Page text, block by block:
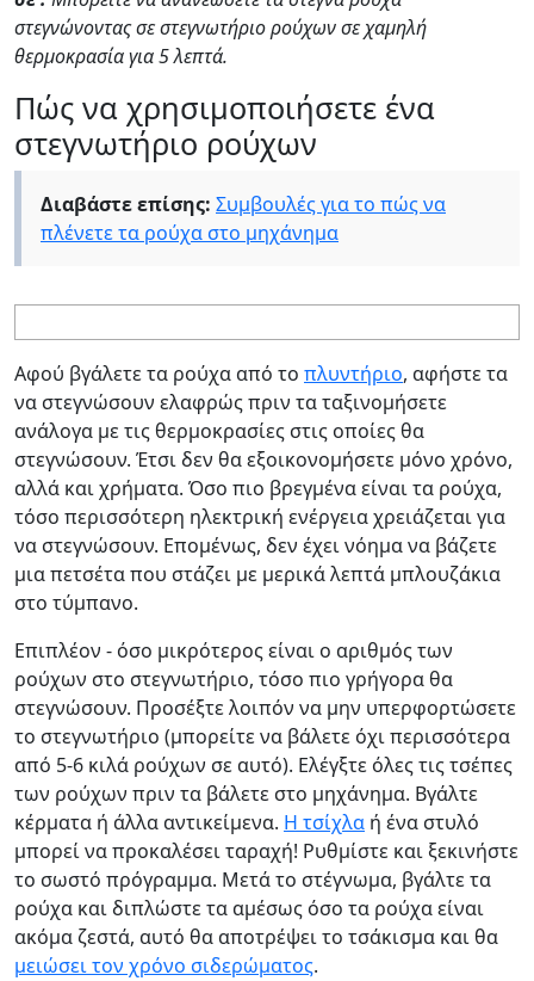
στεγνώνονταςσε στεγνωτήριο ρούχων σε χαμηλή
θερμοκρασία για5λεπτά.
Πώς να χρησιμοποιήσετε ένα
στεγνωτήριο ρούχων
Διαβάστε επίσης: Συμβουλές για το πώς να
πλένετε τα ρούχα στο μηχάνημα
Αφού βγάλετε τα ρούχα από το πλυντήριο, αφήστε τα
να στεγνώσουν ελαφρώς πριν τα ταξινομήσετε
ανάλογα με τις θερμοκρασίες στις οποίες θα
στεγνώσουν. Έτσι δεν θα εξοικονομήσετε μόνο χρόνο,
αλλά και χρήματα. Όσο πιο βρεγμένα είναι τα ρούχα,
τόσο περισσότερη ηλεκτρική ενέργεια χρειάζεται για
να στεγνώσουν. Επομένως, δεν έχει νόημα να βάζετε
μια πετσέτα που στάζει με μερικά λεπτά μπλουζάκια
στο τύμπανο.
Επιπλέον - όσο μικρότερος είναι ο αριθμός των
ρούχων στο στεγνωτήριο, τόσο πιο γρήγορα θα
στεγνώσουν. Προσέξτε λοιπόν να μην υπερφορτώσετε
το στεγνωτήριο (μπορείτε να βάλετε όχι περισσότερα
από 5-6 κιλά ρούχων σε αυτό). Ελέγξτε όλες τις τσέπες
των ρούχων πριν τα βάλετε στο μηχάνημα. Βγάλτε
κέρματα ή άλλα αντικείμενα. Η τσίχλα ή ένα στυλό
μπορεί να προκαλέσει ταραχή! Ρυθμίστε και ξεκινήστε
το σωστό πρόγραμμα. Μετά το στέγνωμα, βγάλτε τα
ρούχα και διπλώστε τα αμέσως όσο τα ρούχα είναι
ακόμα ζεστά, αυτό θα αποτρέψει το τσάκισμα και θα
μειώσει τον χρόνο σιδερώματος.